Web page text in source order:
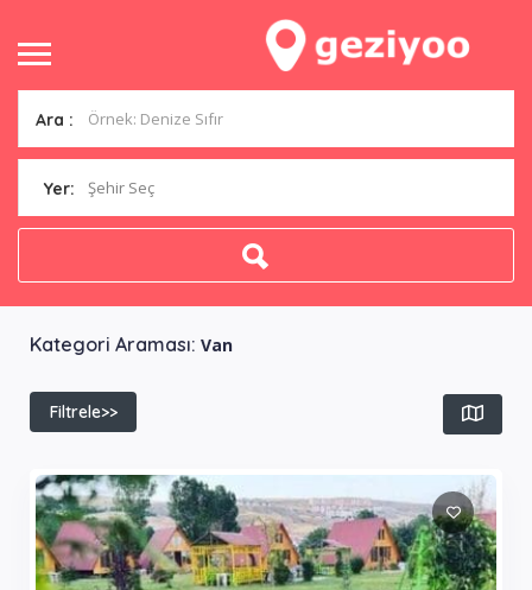
Ara :
Yer: Şehir Seç
Kategori Araması: Van
Filtrele>>